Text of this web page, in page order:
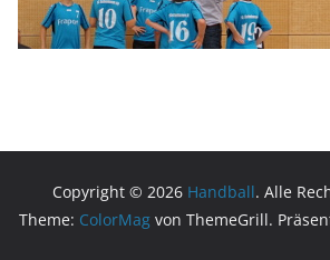
Copyright © 2026 Handball. Alle
Theme: ColorMag von ThemeGrill.